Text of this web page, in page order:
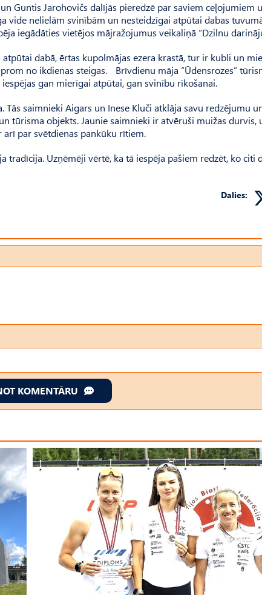
Guntis Jarohovičs dalījās pieredzē par saviem ceļojumiem
vide nelielām svinībām un nesteidzīgai atpūtai dabas
iegādāties vietējos mājražojumus veikaliņā “Dzilnu
dabā, ērtas kupolmājas ezera krastā, tur ir kubli un
no ikdienas steigas. Brīvdienu māja “Ūdensrozes”
gan mierīgai atpūtai, gan svinību rīkošanai.
saimnieki Aigars un Inese Kluči atklāja savu redzējumu
tūrisma objekts. Jaunie saimnieki ir atvēruši muižas durvis,
par svētdienas pankūku rītiem.
tradīcija. Uzņēmēji vērtē, ka tā iespēja pašiem redzēt, ko citi
Dalies:
KOMENTĀRU